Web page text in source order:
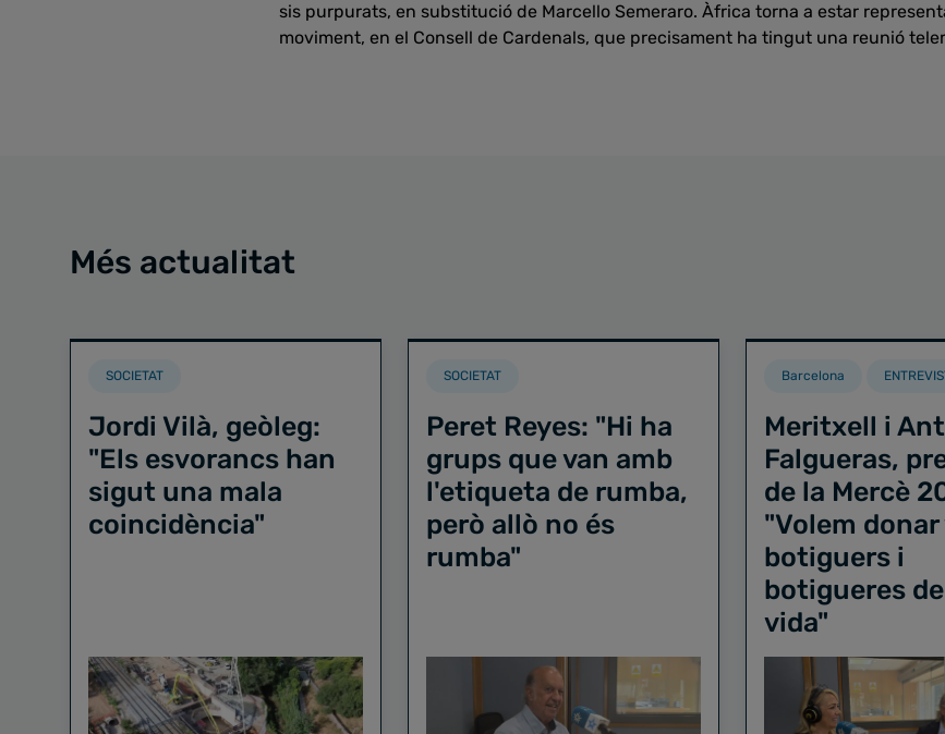
sis purpurats, en substitució de Marcello Semeraro. Àfrica torna a estar
moviment, en el Consell de Cardenals, que precisament ha tingut una reunió
Més actualitat
SOCIETAT
Jordi Vilà, geòleg:
"Els esvorancs han
sigut una mala
coincidència"
SOCIETAT
Peret Reyes: "Hi ha
grups que van amb
l'etiqueta de rumba,
però allò no és
rumba"
Barcelona
Meritxell i
Falgueras,
de la Mercè
"Volem donar
botiguers i
botigueres
vida"